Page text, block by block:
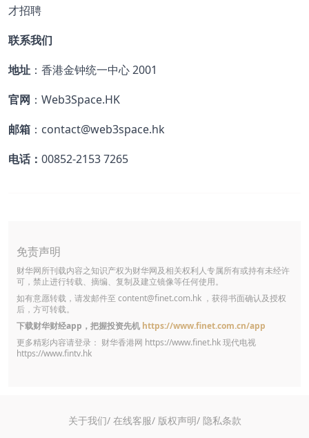
才招聘
联系我们
地址 ：香港金钟统一中心 2001
官网 ：Web3Space.HK
邮箱 ：contact@web3space.hk
电话： 00852-2153 7265
免责声明
财华网所刊载内容之知识产权为财华网及相关权利人专属所有或持有未经许
可，禁止进行转载、摘编、复制及建立镜像等任何使用。
如有意愿转载，请发邮件至 content@finet.com.hk ，获得书面确认及授权
后，方可转载。
下载财华财经app，把握投资先机 https://www.finet.com.cn/app
更多精彩内容请登录： 财华香港网 https://www.finet.hk现代电视
https://www.fintv.hk
关于我们/ 在线客服/ 版权声明/ 隐私条款